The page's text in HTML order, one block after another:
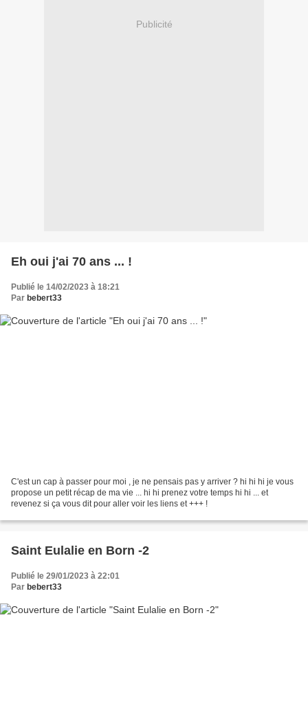
Publicité
Eh oui j'ai 70 ans ... !
Publié le 14/02/2023 à 18:21
Par bebert33
C'est un cap à passer pour moi , je ne pensais pas y arriver ? hi hi hi je vous
propose un petit récap de ma vie ... hi hi prenez votre temps hi hi ... et
revenez si ça vous dit pour aller voir les liens et +++ !
Saint Eulalie en Born -2
Publié le 29/01/2023 à 22:01
Par bebert33